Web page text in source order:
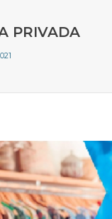
PRIVADA